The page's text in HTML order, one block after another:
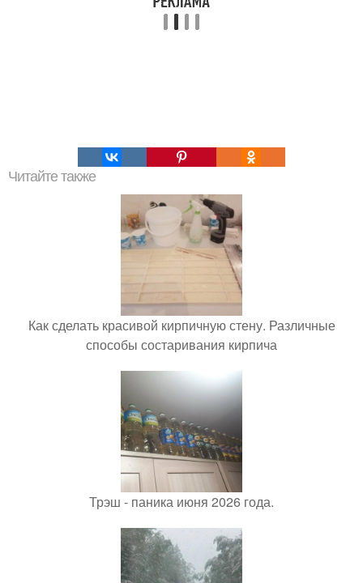
Читайте также
Как сделать красивой кирпичную стену. Различные
способы состаривания кирпича
Трэш - паника июня 2026 года.